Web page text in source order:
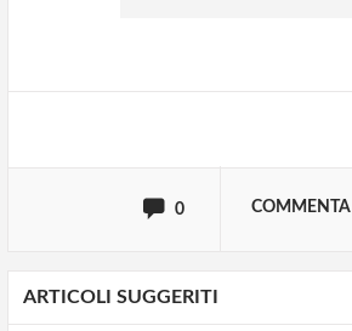
0 COMMENTA
ARTICOLI SUGGERITI